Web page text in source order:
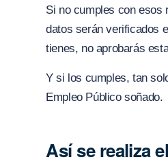
Si no cumples con esos
datos serán verificados
tienes, no aprobarás
Y si los cumples, tan
Empleo Público soñado.
Así se realiza